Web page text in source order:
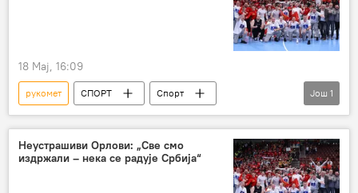
18 Мај, 16:09
рукомет СПОРТ
Спорт
Остали спортови
Још 1
Неустрашиви Орлови: „Све смо
издржали – нека се радује Србија“